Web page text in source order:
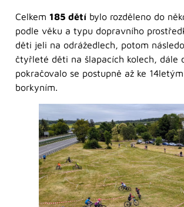
Celkem 185 dětí bylo rozděleno do
podle věku a typu dopravního
děti jeli na odrážedlech, potom
čtyřleté děti na šlapacích kolech, dále
pokračovalo se postupně až ke
borkyním.